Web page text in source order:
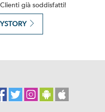
già soddisfatti!